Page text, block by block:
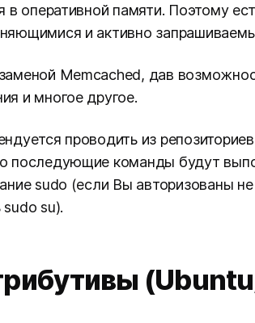
в оперативной памяти. Поэтому
и активно
Memcached, дав
и многое другое.
проводить из
последующие команды будут
sudo (если Вы авторизованы не
su).